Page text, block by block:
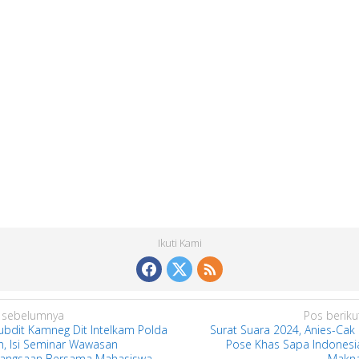
Ikuti Kami
Kamneg Dit Intelkam Polda
Isi Seminar Wawasan
Pos
Surat Suara 2024, Anies-Cak
Pose Khas Sapa